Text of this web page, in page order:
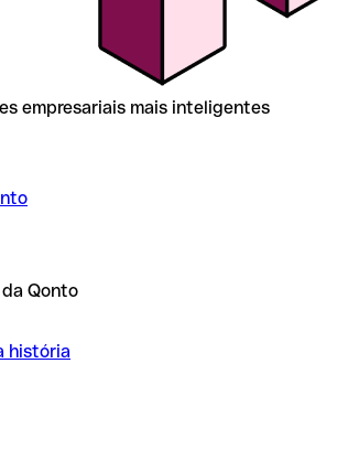
empresariais mais inteligentes
Qonto
história